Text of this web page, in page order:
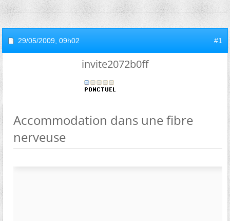
29/05/2009, 09h02 #1
invite2072b0ff
Accommodation dans une fibre
nerveuse